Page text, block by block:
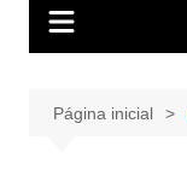
Página inicial